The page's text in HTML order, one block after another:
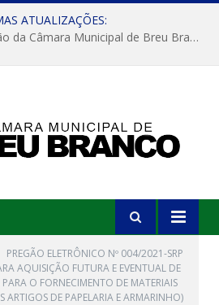
ATUALIZAÇÕES:
Solene de Reinauguração da Câmara Municipal de Breu Branco
PREGÃO ELETRÔNICO Nº 004/2021-SRP
AQUISIÇÃO FUTURA E EVENTUAL DE
PARA O FORNECIMENTO DE MATERIAIS
ARTIGOS DE PAPELARIA E ARMARINHO)